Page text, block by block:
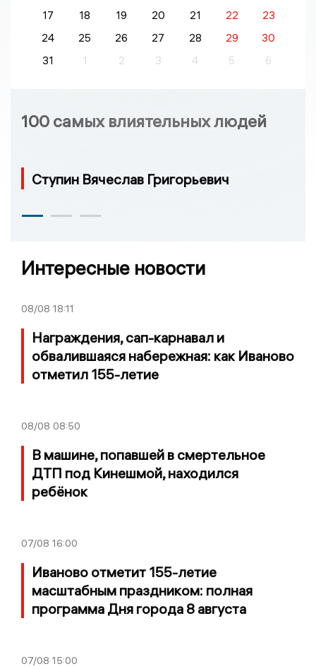
17
18 19 20 21 22
23
24
25 26 27 28 29
30
31
1 2 3 4 5 6
100 самых влиятельных людей
Ступин Вячеслав Григорьевич
Интересные новости
08/08 18:11
Награждения, сап-карнавал и
обвалившаяся набережная: как Иваново
отметил 155-летие
08/08 08:50
В машине, попавшей в смертельное
ДТП под Кинешмой, находился
ребёнок
07/08 16:00
Иваново отметит 155-летие
масштабным праздником: полная
программа Дня города 8 августа
07/08 15:00